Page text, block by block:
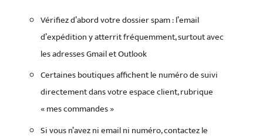
Vérifiez d’abord votre dossier spam : l’email
d’expédition y atterrit fréquemment, surtout avec
les adresses Gmail et Outlook
Certaines boutiques affichent le numéro de suivi
directement dans votre espace client, rubrique
« mes commandes »
Si vous n’avez ni email ni numéro, contactez le